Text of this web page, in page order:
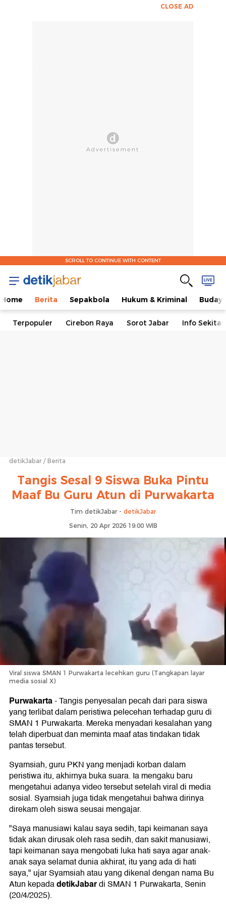
CLOSE AD
SCROLL TO CONTINUE WITH CONTENT
Home Berita Sepakbola Hukum & Kriminal
Terpopuler Cirebon Raya Sorot Jabar Info
detikJabar Berita
Tangis Sesal 9 Siswa Buka Pintu
Maaf Bu Guru Atun di Purwakarta
Tim detikJabar - detikJabar
Senin, 20 Apr 2026 19:00 WIB
Viral siswa SMAN 1 Purwakarta lecehkan guru (Tangkapan layar
media sosial X)
Purwakarta-Tangis penyesalan pecah dari para siswa
yang terlibat dalam peristiwa pelecehan terhadap guru di
SMAN 1 Purwakarta. Mereka menyadari kesalahan yang
telah diperbuat dan meminta maaf atas tindakan tidak
pantas tersebut.
Syamsiah, guru PKN yang menjadi korban dalam
peristiwa itu, akhirnya buka suara. Ia mengaku baru
mengetahui adanya video tersebut setelah viral di media
sosial. Syamsiah juga tidak mengetahui bahwa dirinya
direkam oleh siswa seusai mengajar.
"Saya manusiawi kalau saya sedih, tapi keimanan saya
tidak akan dirusak oleh rasa sedih, dan sakit manusiawi,
tapi keimanan saya mengobati luka hati saya agar anak-
anak saya selamat dunia akhirat, itu yang ada di hati
saya," ujar Syamsiah atau yang dikenal dengan nama Bu
Atun kepadadetikJabardi SMAN 1 Purwakarta, Senin
(20/4/2025).